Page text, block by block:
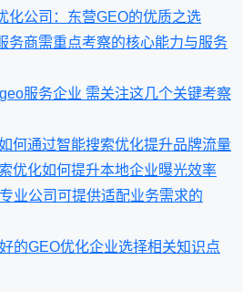
化公司：东营GEO的优质之选
务商需重点考察的核心能力与服务
服务企业 需关注这几个关键考察
何通过智能搜索优化提升品牌流量
优化如何提升本地企业曝光效率
业公司可提供适配业务需求的
的GEO优化企业选择相关知识点